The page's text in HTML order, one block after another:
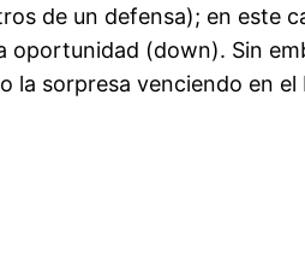
de un defensa); en este
oportunidad (down). Sin
sorpresa venciendo en el